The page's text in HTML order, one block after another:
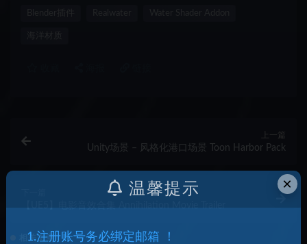
上一篇
Unity场景 – 风格化港口场景 Toon Harbor Pack
【UE5】电影音效合集 Annihilation Movie Trailer
相关文章
×
温馨提示
1.注册账号务必绑定邮箱 ！